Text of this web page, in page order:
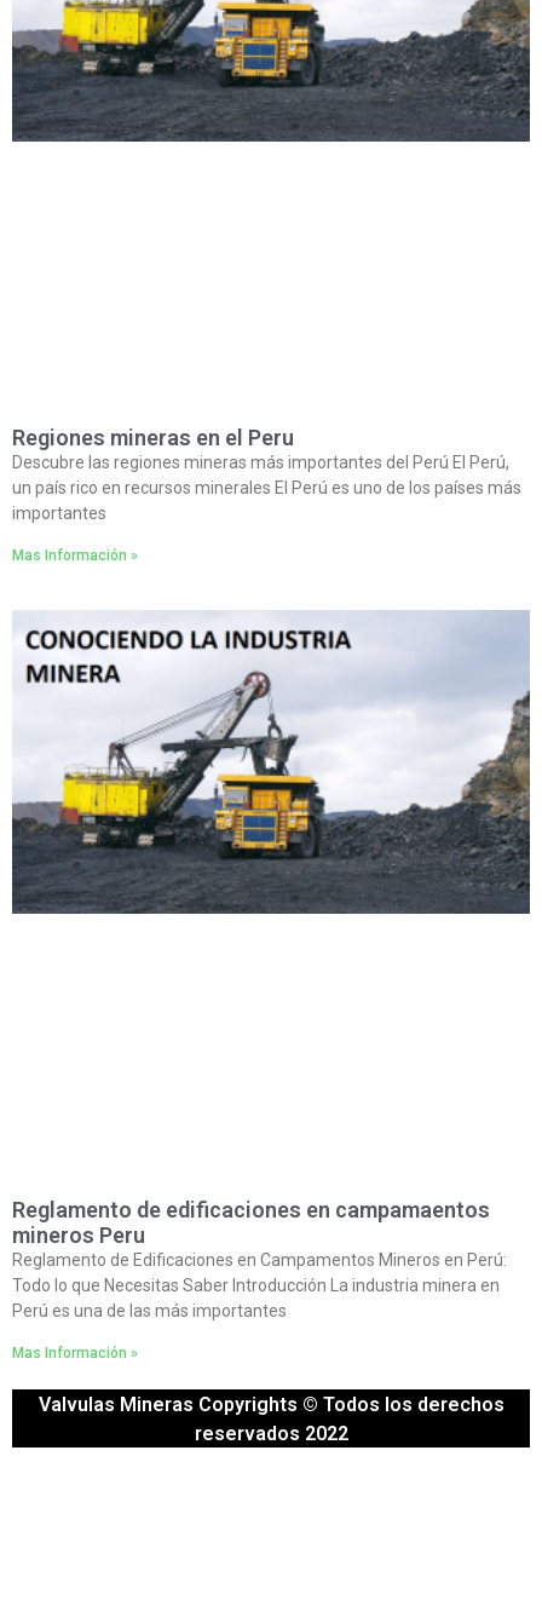
Regiones mineras en el Peru
Descubre las regiones mineras más importantes del Perú El Perú,
un país rico en recursos minerales El Perú es uno de los países más
importantes
Mas Información »
Reglamento de edificaciones en campamaentos
mineros Peru
Reglamento de Edificaciones en Campamentos Mineros en Perú:
Todo lo que Necesitas Saber Introducción La industria minera en
Perú es una de las más importantes
Mas Información »
Valvulas Mineras Copyrights © Todos los derechos
reservados 2022